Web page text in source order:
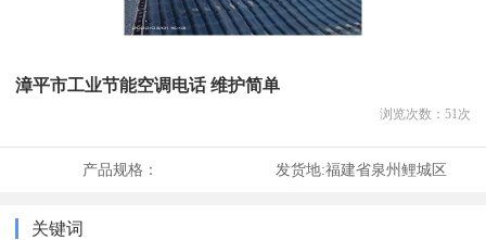
漳平市工业节能空调电话 维护简单
浏览次数： 51 次
产品规格： 发货地:福建省泉州鲤城区
关键词